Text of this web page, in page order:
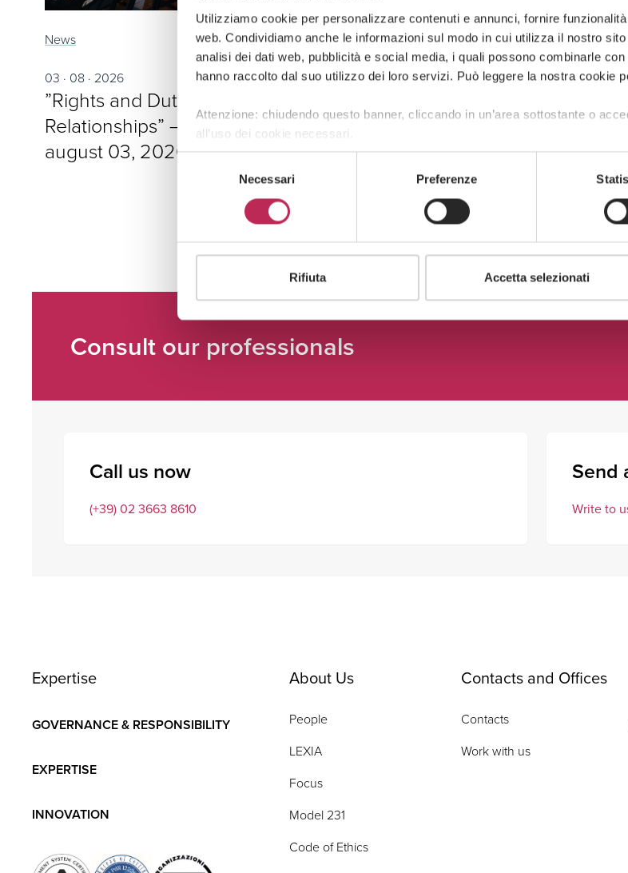
Utilizziamo cookie per personalizzare contenuti e annunci, fornire
web. Condividiamo anche le informazioni sul modo in cui utilizza il nostro
analisi dei dati web, pubblicità e social media, i quali possono combinarle
hanno raccolto dal suo utilizzo dei loro servizi. Può leggere la nostra cookie
Attenzione: chiudendo questo banner, cliccando in un’area sottostante o
all’uso dei cookie necessari.
Necessari Preferenze
Rifiuta Accetta selezionati
News
03 · 08 · 2026
”Rights and Duties in Employment
Relationships” – Insight No. 401 of
august 03, 2026
News
27 · 07 · 2026
Relationships” – Insight No.
july 27, 2026
Consult our professionals
Call us now
(+39) 02 3663 8610
Send
Write to
Expertise
GOVERNANCE & RESPONSIBILITY
EXPERTISE
INNOVATION
About Us
People
LEXIA
Focus
Model 231
Code of Ethics
Contacts and Offices
Contacts
Work with us